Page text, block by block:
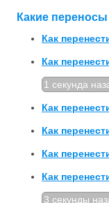
Какие
Как
Как
1 секунда
Как
Как
Как
Как
3 секунды